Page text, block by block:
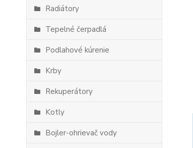
Radiátory
Tepelné čerpadlá
Podlahové kúrenie
Krby
Rekuperátory
Kotly
Bojler-ohrievač vody